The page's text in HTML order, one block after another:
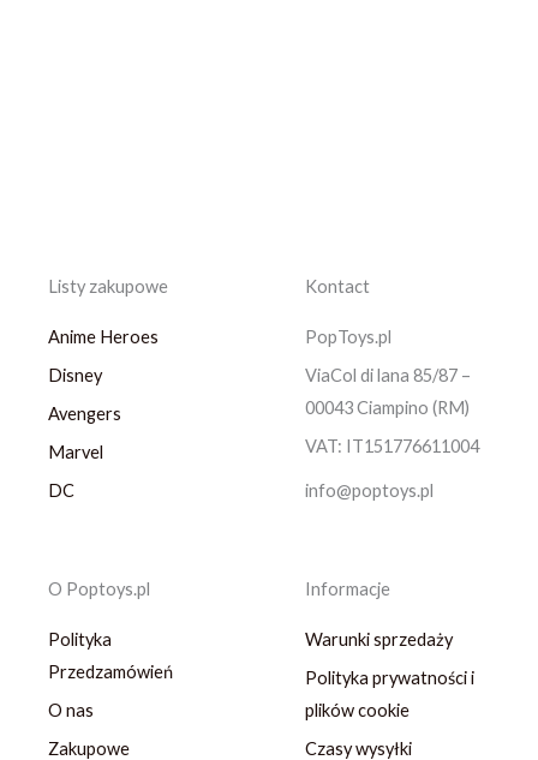
Listy zakupowe
Anime Heroes
Disney
Avengers
Marvel
DC
Kontact
PopToys.pl
ViaCol di lana 85/87 –
00043 Ciampino (RM)
VAT: IT151776611004
info@poptoys.pl
O Poptoys.pl
Polityka
Przedzamówień
O nas
Zakupowe
Informacje
Warunki sprzedaży
Polityka prywatności i
plików cookie
Czasy wysyłki